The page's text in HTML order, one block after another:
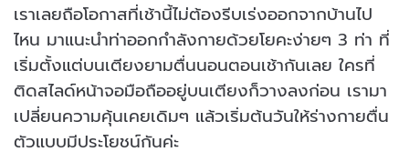
เราเลยถือโอกาสที่เช้านี้ไม่ต้องรีบเร่งออกจากบ้านไป
ไหน มาแนะนำท่าออกกำลังกายด้วยโยคะง่ายๆ 3 ท่า ที่
เริ่มตั้งแต่บนเตียงยามตื่นนอนตอนเช้ากันเลย ใครที่
ติดสไลด์หน้าจอมือถืออยู่บนเตียงก็วางลงก่อน เรามา
เปลี่ยนความคุ้นเคยเดิมๆ แล้วเริ่มต้นวันให้ร่างกายตื่น
ตัวแบบมีประโยชน์กันค่ะ